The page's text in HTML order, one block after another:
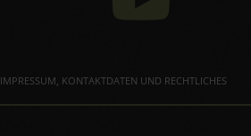
IMPRESSUM, KONTAKTDATEN UND RECHTLICHES